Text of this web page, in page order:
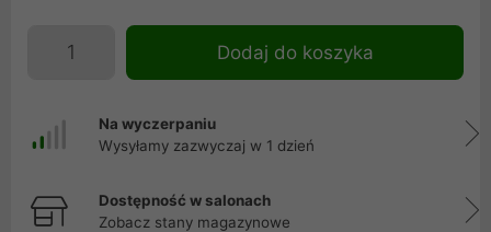
Dodaj do koszyka
Na wyczerpaniu
Wysyłamy zazwyczaj w 1 dzień
Dostępność w salonach
Zobacz stany magazynowe